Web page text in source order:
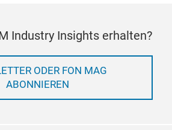
Industry Insights erhalten?
ODER FON MAG
ABONNIEREN